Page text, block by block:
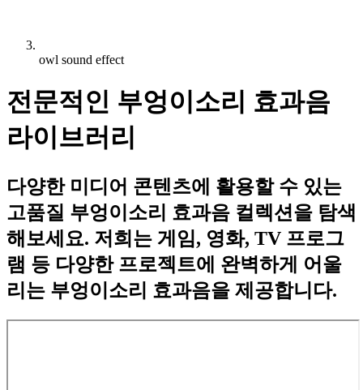
owl sound effect
전문적인 부엉이소리 효과음
라이브러리
다양한 미디어 콘텐츠에 활용할 수 있는
고품질 부엉이소리 효과음 컬렉션을 탐색
해보세요. 저희는 게임, 영화, TV 프로그
램 등 다양한 프로젝트에 완벽하게 어울
리는 부엉이소리 효과음을 제공합니다.